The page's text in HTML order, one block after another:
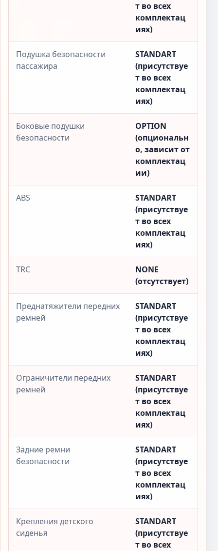
т во всех
комплектац
иях)
Подушка безопасности
пассажира
STANDART
(присутствуе
т во всех
комплектац
иях)
Боковые подушки
безопасности
OPTION
(опциональн
о, зависит от
комплектац
ии)
ABS
STANDART
(присутствуе
т во всех
комплектац
иях)
TRC
NONE
(отсутствует)
Преднатяжители передних
ремней
STANDART
(присутствуе
т во всех
комплектац
иях)
Ограничители передних
ремней
STANDART
(присутствуе
т во всех
комплектац
иях)
Задние ремни
безопасности
STANDART
(присутствуе
т во всех
комплектац
иях)
Крепления детского
сиденья
STANDART
(присутствуе
т во всех